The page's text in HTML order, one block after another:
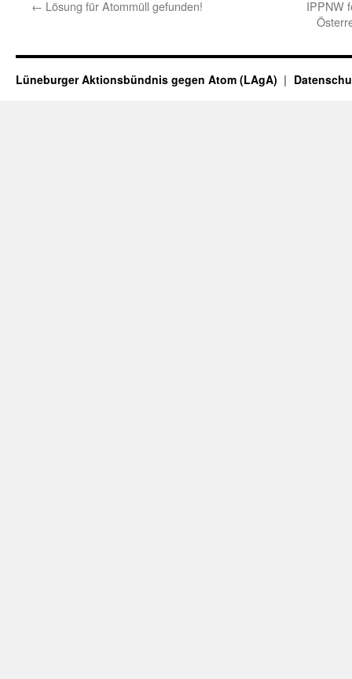
← Lösung für Atommüll gefunden!
IPPNW
Lüneburger Aktionsbündnis gegen Atom (LAgA)